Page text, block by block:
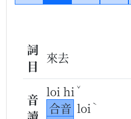
詞
目
來去
音 loi hi ˇ
合音 loi ˋ